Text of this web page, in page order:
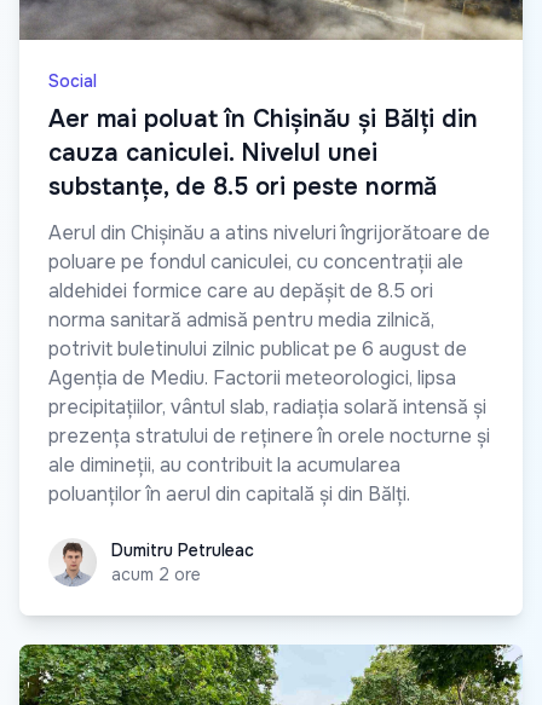
Social
Aer mai poluat în Chișinău și Bălți din
cauza caniculei. Nivelul unei
substanțe, de 8.5 ori peste normă
Aerul din Chișinău a atins niveluri îngrijorătoare de
poluare pe fondul caniculei, cu concentrații ale
aldehidei formice care au depășit de 8.5 ori
norma sanitară admisă pentru media zilnică,
potrivit buletinului zilnic publicat pe 6 august de
Agenția de Mediu. Factorii meteorologici, lipsa
precipitațiilor, vântul slab, radiația solară intensă și
prezența stratului de reținere în orele nocturne și
ale dimineții, au contribuit la acumularea
poluanților în aerul din capitală și din Bălți.
Dumitru Petruleac
Dumitru Petruleac
acum 2 ore